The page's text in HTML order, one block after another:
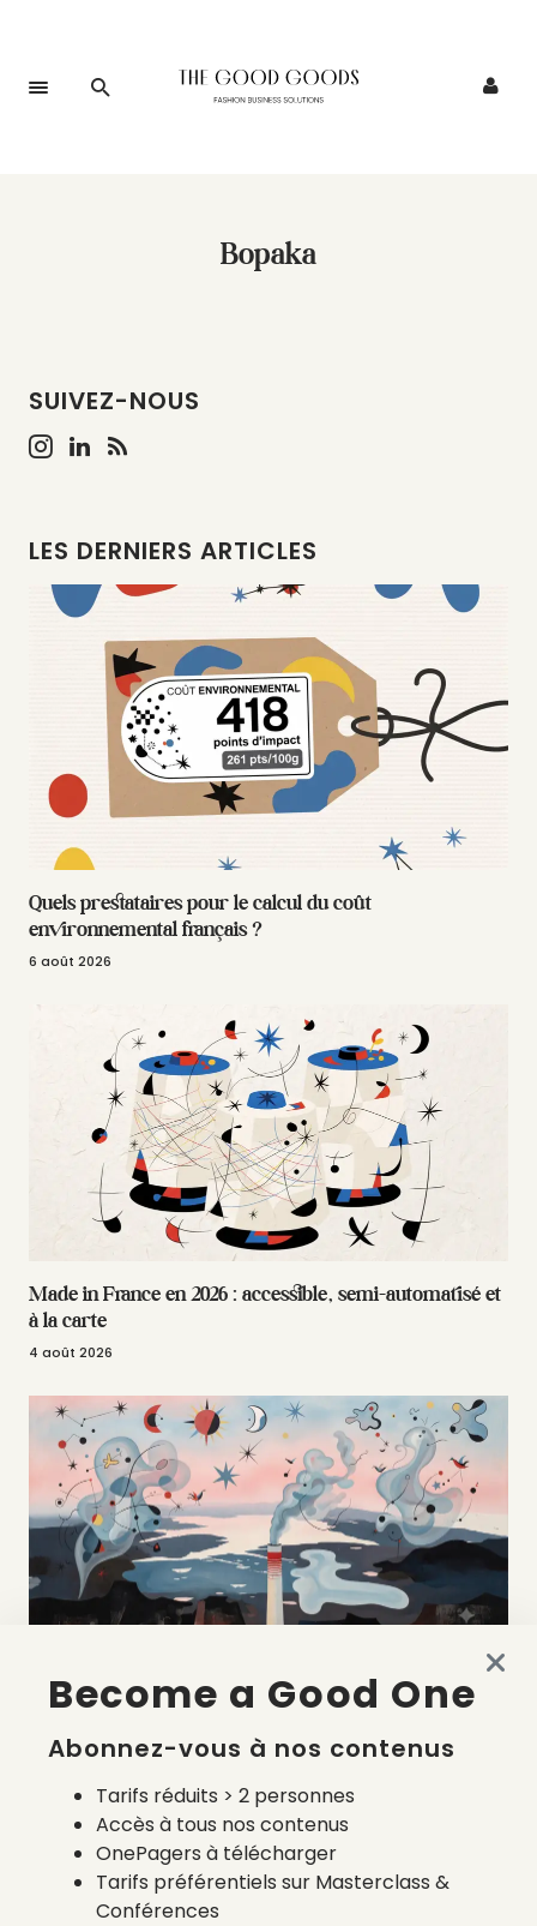
Bopaka
SUIVEZ-NOUS
LES DERNIERS ARTICLES
Quels prestataires pour le calcul du coût
environnemental français ?
6 août 2026
Made in France en 2026 : accessible, semi-automatisé et
à la carte
4 août 2026
La liste des prestataires du bilan carbone d’une marque
de mode
2 août 2026
Become a Good One
Abonnez-vous à nos contenus
Tarifs réduits > 2 personnes
Accès à tous nos contenus
OnePagers à télécharger
Tarifs préférentiels sur Masterclass &
Conférences